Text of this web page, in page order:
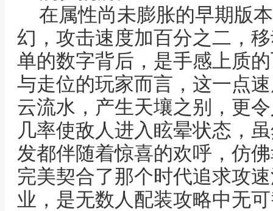
在属性尚未膨胀的早期版
幻，攻击速度加百分之二，
单的数字背后，是手感上质
与走位的玩家而言，这一点
云流水，产生天壤之别，更
几率使敌人进入眩晕状态，
发都伴随着惊喜的欢呼，仿
完美契合了那个时代追求攻
业，是无数人配装攻略中无